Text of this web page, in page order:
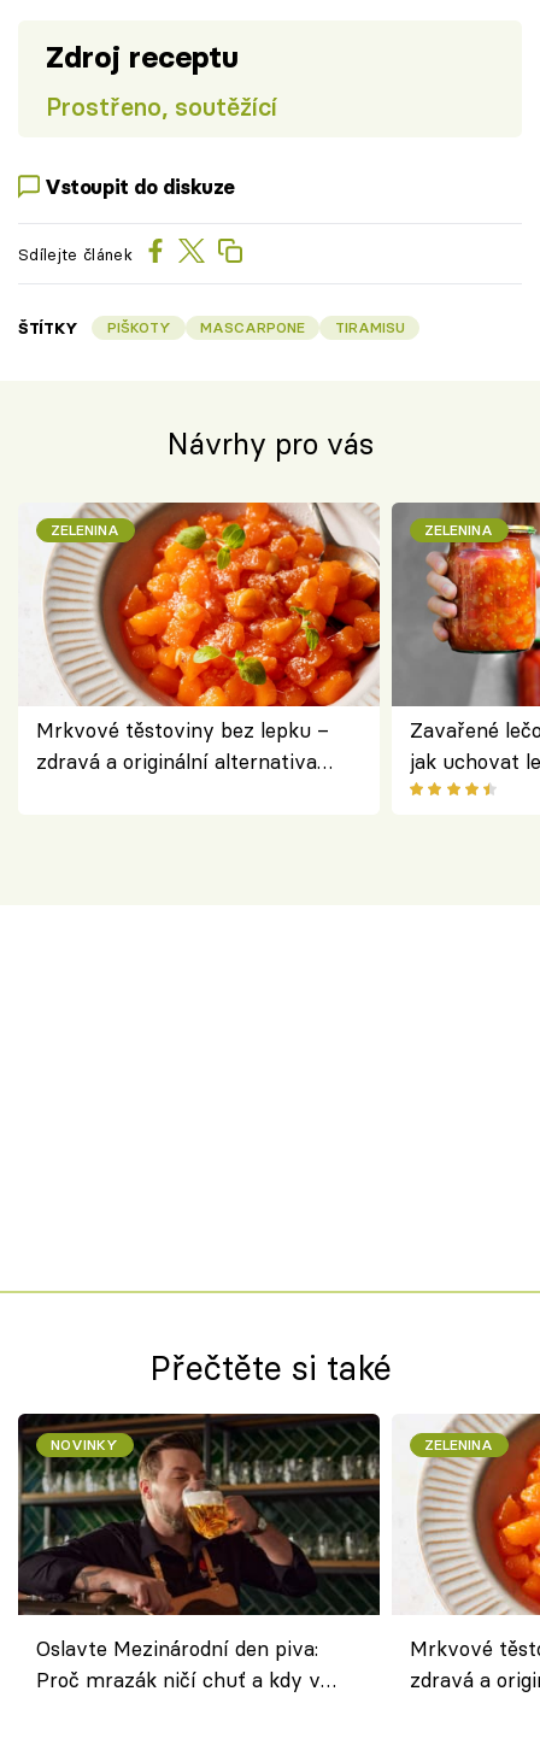
Zdroj receptu
Prostřeno, soutěžící
Vstoupit do diskuze
Sdílejte článek
ŠTÍTKY PIŠKOTY MASCARPONE TIRAMISU
Návrhy pro vás
ZELENINA
Mrkvové těstoviny bez lepku –
zdravá a originální alternativa
ZELENINA
Zavařené
jak uchovat
Přečtěte si také
NOVINKY
Oslavte Mezinárodní den piva:
Proč mrazák ničí chuť a kdy v
ZELENINA
Mrkvové
zdravá a